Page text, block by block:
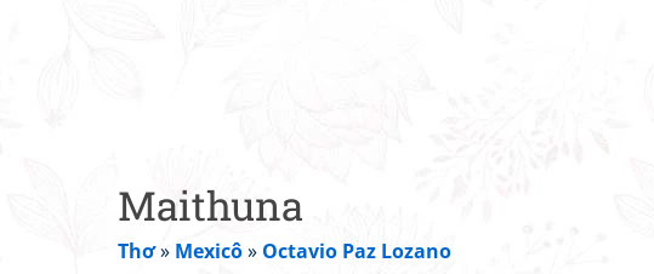
Maithuna
Thơ» Mexicô» Octavio Paz Lozano